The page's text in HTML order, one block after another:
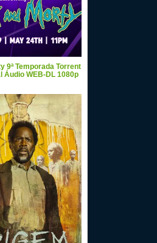
9ª Temporada Torrent
Áudio WEB-DL 1080p